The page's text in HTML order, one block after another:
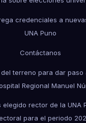
credenciales a
UNA Puno
Contáctanos
terreno para dar
Regional Manuel
elegido rector de la UNA
para el periodo